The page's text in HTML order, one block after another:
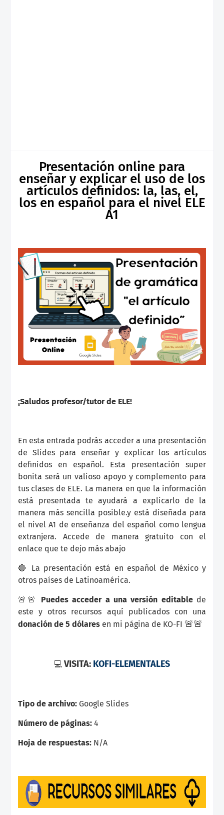
Presentación online para
enseñar y explicar el uso de los
artículos definidos: la, las, el,
los en español para el nivel ELE
A1
¡Saludos profesor/tutor de ELE!
En esta entrada podrás acceder a una presentación
de Slides para enseñar y explicar los artículos
definidos en español. Esta presentación super
bonita será un valioso apoyo y complemento para
tus clases de ELE. La manera en que la información
está presentada te ayudará a explicarlo de la
manera más sencilla posible.y está diseñada para
el nivel A1 de enseñanza del español como lengua
extranjera. Accede de manera gratuito con el
enlace que te dejo más abajo
🔴 La presentación está en español de México y
otros países de Latinoamérica.
🚨🚨 Puedes acceder a una versión editablede
este y otros recursos aquí publicados con una
donación de 5 dólares en mi página de KO-FI 🚨🚨
💻 VISITA: KOFI-ELEMENTALES
Tipo de archivo: Google Slides
Número de páginas: 4
Hoja de respuestas: N/A